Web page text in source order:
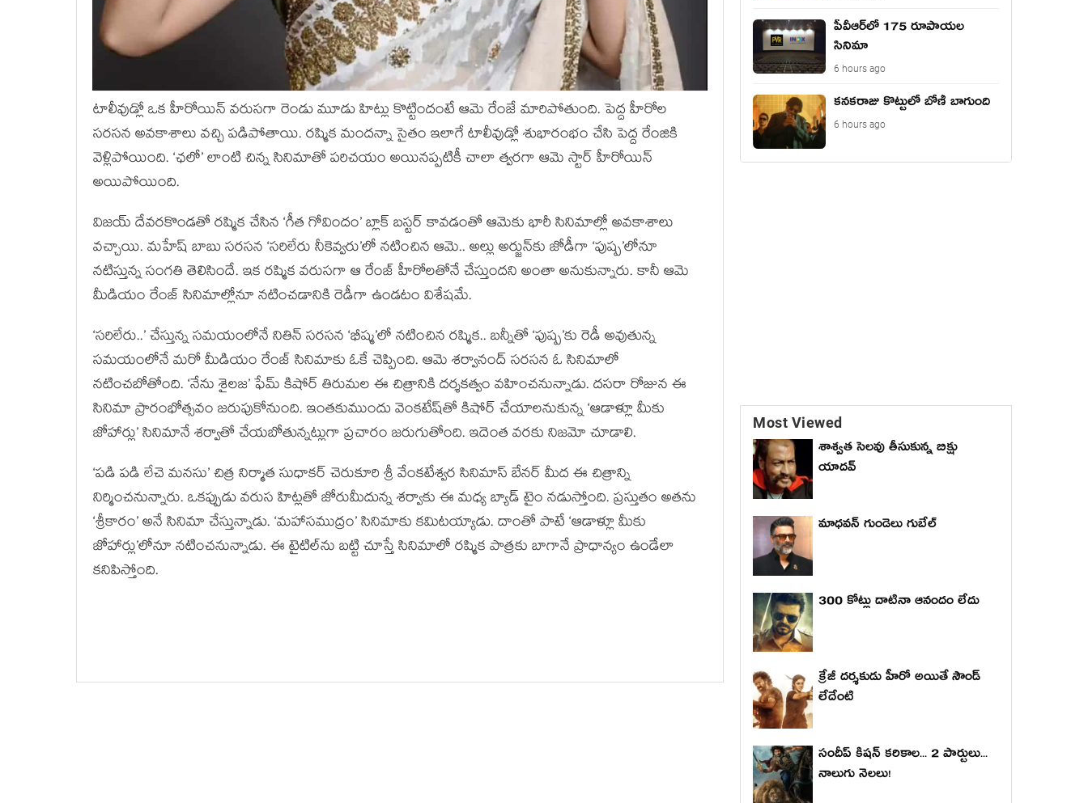
టాలీవుడ్లో ఒక హీరోయిన్ వరుసగా రెండు మూడు హిట్లు కొట్టిందంటే ఆమె రేంజే మారిపోతుంది. పెద్ద హీరోల
సరసన అవకాశాలు వచ్చి పడిపోతాయి. రష్మిక మందన్నా సైతం ఇలాగే టాలీవుడ్లో శుభారంభం చేసి పెద్ద రేంజికి
వెళ్లిపోయింది. ‘ఛలో’ లాంటి చిన్న సినిమాతో పరిచయం అయినప్పటికీ చాలా త్వరగా ఆమె స్టార్ హీరోయిన్
అయిపోయింది.
విజయ్ దేవరకొండతో రష్మిక చేసిన ‘గీత గోవిందం’ బ్లాక్ బస్టర్ కావడంతో ఆమెకు భారీ సినిమాల్లో అవకాశాలు
వచ్చాయి. మహేష్ బాబు సరసన ‘సరిలేరు నీకెవ్వరు’లో నటించిన ఆమె.. అల్లు అర్జున్‌కు జోడీగా ‘పుష్ప’లోనూ
నటిస్తున్న సంగతి తెలిసిందే. ఇక రష్మిక వరుసగా ఆ రేంజ్ హీరోలతోనే చేస్తుందని అంతా అనుకున్నారు. కానీ ఆమె
మీడియం రేంజ్ సినిమాల్లోనూ నటించడానికి రెడీగా ఉండటం విశేషమే.
‘సరిలేరు..’ చేస్తున్న సమయంలోనే నితిన్ సరసన ‘భీష్మ’లో నటించిన రష్మిక.. బన్నీతో ‘పుష్ప’కు రెడీ అవుతున్న
సమయంలోనే మరో మీడియం రేంజ్ సినిమాకు ఓకే చెప్పింది. ఆమె శర్వానంద్ సరసన ఓ సినిమాలో
నటించబోతోంది. ‘నేను శైలజ’ ఫేమ్ కిషోర్ తిరుమల ఈ చిత్రానికి దర్శకత్వం వహించనున్నాడు. దసరా రోజున ఈ
సినిమా ప్రారంభోత్సవం జరుపుకోనుంది. ఇంతకుముందు వెంకటేష్‌తో కిషోర్ చేయాలనుకున్న ‘ఆడాళ్లూ మీకు
జోహార్లు’ సినిమానే శర్వాతో చేయబోతున్నట్లుగా ప్రచారం జరుగుతోంది. ఇదెంత వరకు నిజమో చూడాలి.
‘పడి పడి లేచె మనసు’ చిత్ర నిర్మాత సుధాకర్ చెరుకూరి శ్రీ వేంకటేశ్వర సినిమాస్ బేనర్ మీద ఈ చిత్రాన్ని
నిర్మించనున్నారు. ఒకప్పుడు వరుస హిట్లతో జోరుమీదున్న శర్వాకు ఈ మధ్య బ్యాడ్ టైం నడుస్తోంది. ప్రస్తుతం అతను
‘శ్రీకారం’ అనే సినిమా చేస్తున్నాడు. ‘మహాసముద్రం’ సినిమాకు కమిటయ్యాడు. దాంతో పాటే ‘ఆడాళ్లూ మీకు
జోహార్లు’లోనూ నటించనున్నాడు. ఈ టైటిల్‌ను బట్టి చూస్తే సినిమాలో రష్మిక పాత్రకు బాగానే ప్రాధాన్యం ఉండేలా
కనిపిస్తోంది.
పీవీఆర్‌లో 175 రూపాయల
సినిమా
6 hours ago
కనకరాజు కొట్టులో బోణీ బాగుంది
6 hours ago
Most Viewed
శాశ్వత సెలవు తీసుకున్న బిక్షు
యాదవ్
మాధ‌వ‌న్ గుండెలు గుబేల్‌
300 కోట్లు దాటినా ఆనందం లేదు
క్రేజీ దర్శకుడు హీరో అయితే సౌండ్
లేదేంటి
సందీప్ కిషన్ కరికాల... 2 పార్టులు...
నాలుగు నెలలు!